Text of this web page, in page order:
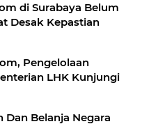
di Surabaya Belum
Desak Kepastian
Pengelolaan
LHK Kunjungi
Belanja Negara